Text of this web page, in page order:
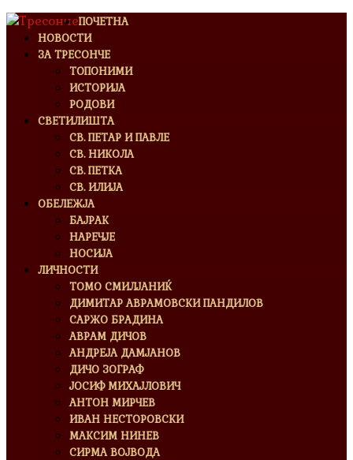
ПОЧЕТНА
НОВОСТИ
ЗА ТРЕСОНЧЕ
ТОПОНИМИ
ИСТОРИЈА
РОДОВИ
СВЕТИЛИШТА
СВ. ПЕТАР И ПАВЛЕ
СВ. НИКОЛА
СВ. ПЕТКА
СВ. ИЛИЈА
ОБЕЛЕЖЈА
БАЈРАК
НАРЕЧЈЕ
НОСИЈА
ЛИЧНОСТИ
ТОМО СМИЛЈАНИЌ
ДИМИТАР АВРАМОВСКИ ПАНДИЛОВ
САРЖО БРАДИНА
АВРАМ ДИЧОВ
АНДРЕЈА ДАМЈАНОВ
ДИЧО ЗОГРАФ
ЈОСИФ МИХАЈЛОВИЧ
АНТОН МИРЧЕВ
ИВАН НЕСТОРОВСКИ
МАКСИМ НИНЕВ
СИРМА ВОЈВОДА